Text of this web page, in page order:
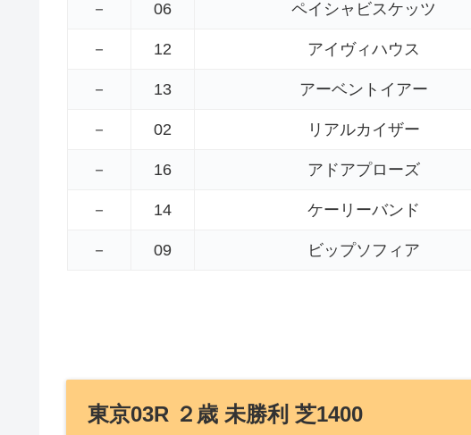
－ 06 ペイシャビスケッツ
－ 12 アイヴィハウス
－ 13 アーベントイアー
－ 02 リアルカイザー
－ 16 アドアプローズ
－ 14 ケーリーバンド
－ 09 ビップソフィア
東京03R ２歳 未勝利 芝1400